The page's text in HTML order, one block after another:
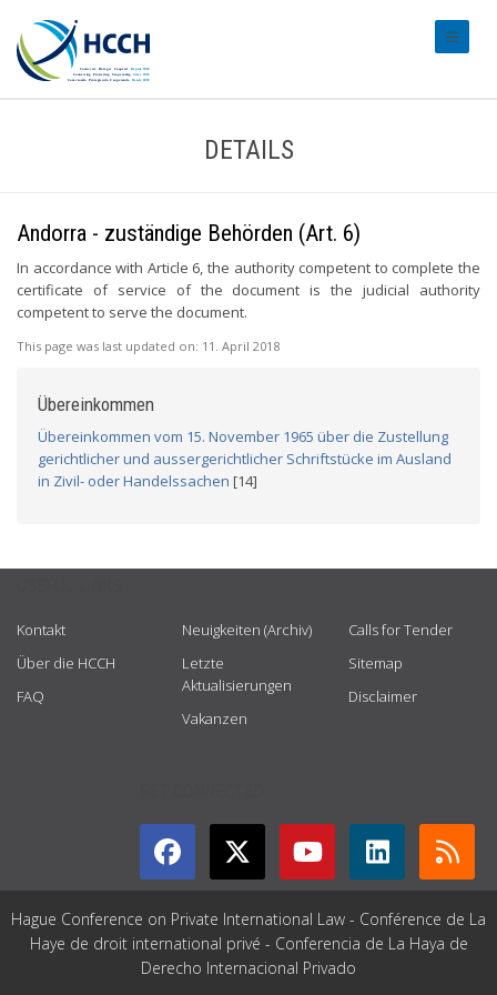
DETAILS
Andorra - zuständige Behörden (Art. 6)
In accordance with Article 6, the authority competent to complete the
certificate of service of the document is the judicial authority
competent to serve the document.
This page was last updated on: 11. April 2018
Übereinkommen
Übereinkommen vom 15. November 1965 über die Zustellung
gerichtlicher und aussergerichtlicher Schriftstücke im Ausland
in Zivil- oder Handelssachen [14]
Kontakt
Über die HCCH
FAQ
Neuigkeiten (Archiv)
Letzte
Aktualisierungen
Vakanzen
Calls for Tender
Sitemap
Disclaimer
Hague Conference on Private International Law - Conférence de La
Haye de droit international privé - Conferencia de La Haya de
Derecho Internacional Privado